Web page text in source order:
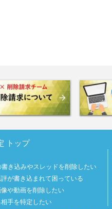
トップ
き込みやスレッドを削除したい
が書き込まれて困っている
や動画を削除したい
手を特定したい